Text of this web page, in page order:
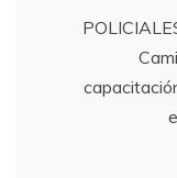
k
entradas